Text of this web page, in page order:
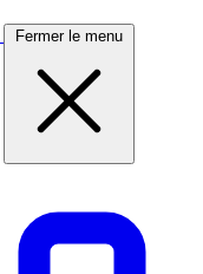
Fermer le menu